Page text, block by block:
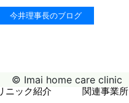
今井理事長のブログ
ニック紹介 関連事業所
© Imai home care clinic